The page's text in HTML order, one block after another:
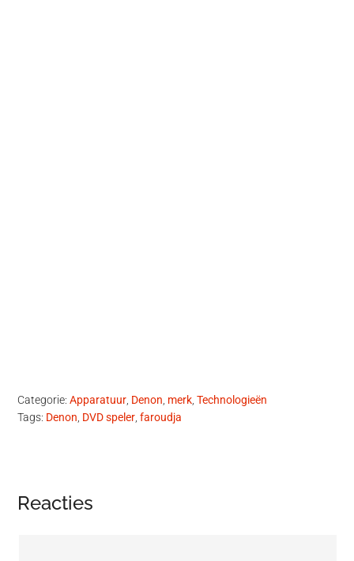
Categorie:Apparatuur Denon merk ,Technologieën
Tags: Denon DVD speler ,faroudja
Lees
Reacties